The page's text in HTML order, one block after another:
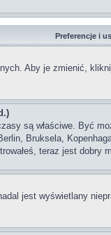
Preferencje i
Aby je zmienić,
są właściwe. Być
Bruksela,
teraz jest dobry
jest wyświetlany